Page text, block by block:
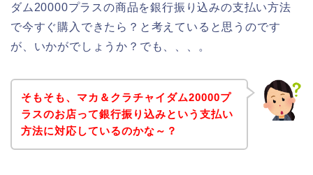
ダム20000プラスの商品を銀行振り込みの支払い方法
で今すぐ購入できたら？と考えていると思うのです
が、いかがでしょうか？でも、、、。
そもそも、マカ＆クラチャイダム20000プ
ラスのお店って銀行振り込みという支払い
方法に対応しているのかな～？